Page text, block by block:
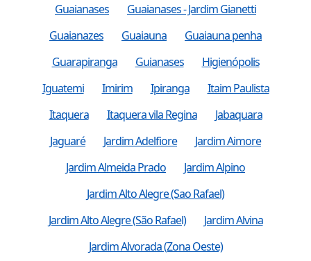
Guaianases
Guaianases - Jardim Gianetti
Guaianazes
Guaiauna
Guaiauna penha
Guarapiranga
Guianases
Higienópolis
Iguatemi
Imirim Ipiranga
Itaim Paulista
Itaquera
Itaquera vila Regina
Jabaquara
Jaguaré
Jardim Adelfiore
Jardim Aimore
Jardim Almeida Prado
Jardim Alpino
Jardim Alto Alegre (Sao Rafael)
Jardim Alto Alegre (São Rafael)
Jardim Alvina
Jardim Alvorada (Zona Oeste)